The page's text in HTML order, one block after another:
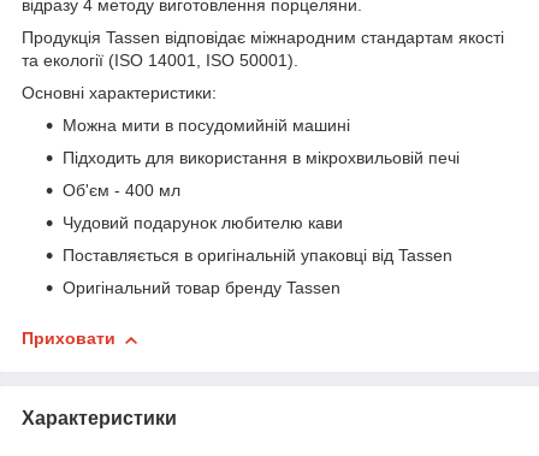
відразу 4 методу виготовлення порцеляни.
Продукція Tassen відповідає міжнародним стандартам якості
та екології (ISO 14001, ISO 50001).
Основні характеристики:
Можна мити в посудомийній машині
Підходить для використання в мікрохвильовій печі
Об'єм - 400 мл
Чудовий подарунок любителю кави
Поставляється в оригінальній упаковці від Tassen
Оригінальний товар бренду Tassen
Приховати
Характеристики